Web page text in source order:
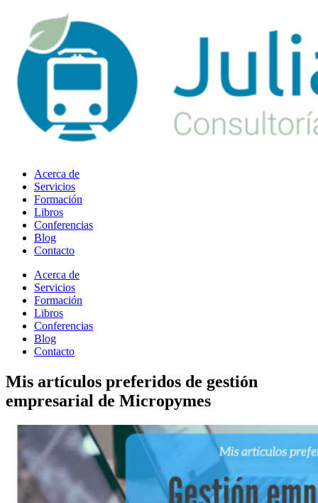
contenido
Acerca de
Servicios
Formación
Libros
Conferencias
Blog
Contacto
Acerca de
Servicios
Formación
Libros
Conferencias
Blog
Contacto
Mis artículos preferidos de gestión
empresarial de Micropymes